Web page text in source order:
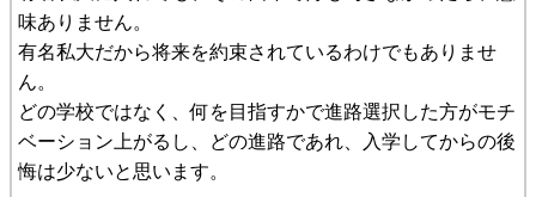
味ありません。
有名私大だから将来を約束されているわけでもありませ
ん。
どの学校ではなく、何を目指すかで進路選択した方がモチ
ベーション上がるし、どの進路であれ、入学してからの後
悔は少ないと思います。